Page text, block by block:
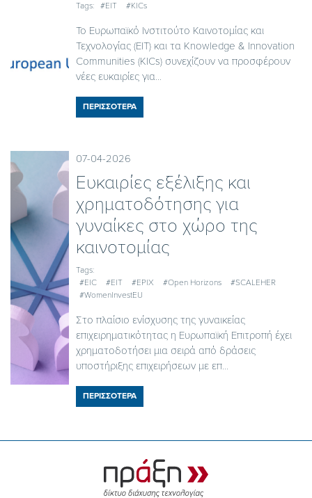
Tags: #EIT #KICs
Το Ευρωπαϊκό Ινστιτούτο Καινοτομίας και
Τεχνολογίας (EIT) και τα Knowledge & Innovation
Communities (KICs) συνεχίζουν να προσφέρουν
νέες ευκαιρίες για...
ΠΕΡΙΣΣΟΤΕΡΑ
07-04-2026
Ευκαιρίες εξέλιξης και
χρηματοδότησης για
γυναίκες στο χώρο της
καινοτομίας
Tags:
#EIC
#EIT #EPIX #Open Horizons
#SCALEHER
#WomenInvestEU
Στο πλαίσιο ενίσχυσης της γυναικείας
επιχειρηματικότητας η Ευρωπαϊκή Επιτροπή έχει
χρηματοδοτήσει μια σειρά από δράσεις
υποστήριξης επιχειρήσεων με επ...
ΠΕΡΙΣΣΟΤΕΡΑ